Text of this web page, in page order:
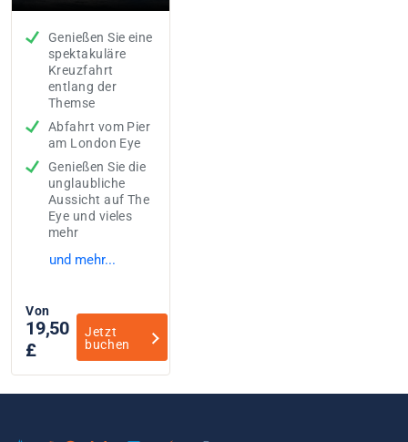
Genießen Sie eine
spektakuläre
Kreuzfahrt
entlang der
Themse
Abfahrt vom Pier
am London Eye
Genießen Sie die
unglaubliche
Aussicht auf The
Eye und vieles
mehr
und mehr...
Von
19,50
£
Jetzt
buchen